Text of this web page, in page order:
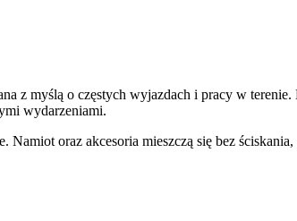
z myślą o częstych wyjazdach i pracy w
wydarzeniami.
oraz akcesoria mieszczą się bez